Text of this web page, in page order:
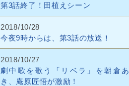
第3話終了！田植えシーン
2018/10/28
今夜9時からは、第3話の放送！
2018/10/27
劇中歌を歌う「リベラ」を朝倉あ
き、庵原匠悟が激励！